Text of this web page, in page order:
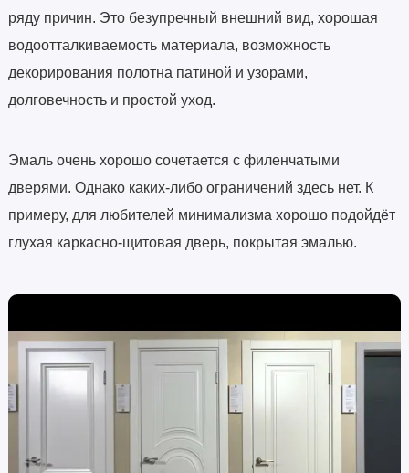
ряду причин. Это безупречный внешний вид, хорошая
водоотталкиваемость материала, возможность
декорирования полотна патиной и узорами,
долговечность и простой уход.
Эмаль очень хорошо сочетается с филенчатыми
дверями. Однако каких-либо ограничений здесь нет. К
примеру, для любителей минимализма хорошо подойдёт
глухая каркасно-щитовая дверь, покрытая эмалью.